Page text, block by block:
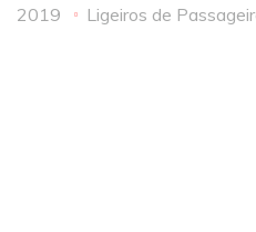
2019 Ligeiros de